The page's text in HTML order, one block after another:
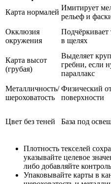
Карта нормалей
Имитирует
рельеф и
Окклюзия
окружения
Подчёркивает
в щелях
Карта высот
(грубая)
Выделяет
гребни, если
параллакс
Металличность/
шероховатость
Физический
поверхности
Цвет без теней База под
Плотность текселей
указывайте целевое
либо добавляйте
Упаковывайте карты в